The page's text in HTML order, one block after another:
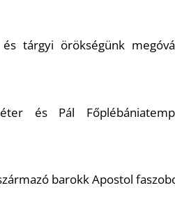
tárgyi örökségünk
és Pál
barokkApostol